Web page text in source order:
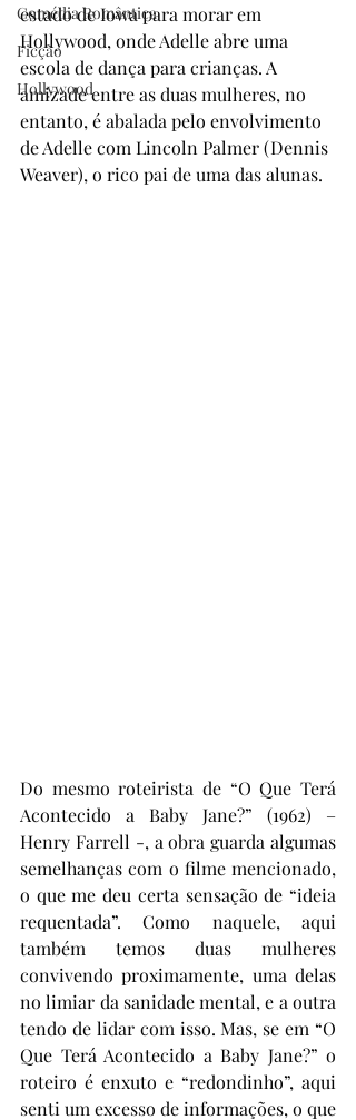
Comédia Romântica
Ficção
Hollywood
estado de Iowa para morar em
Hollywood, onde Adelle abre uma
escola de dança para crianças. A
amizade entre as duas mulheres, no
entanto, é abalada pelo envolvimento
de Adelle com Lincoln Palmer (Dennis
Weaver), o rico pai de uma das alunas.
Do mesmo roteirista de “O Que Terá
Acontecido a Baby Jane?” (1962) –
Henry Farrell -, a obra guarda algumas
semelhanças com o filme mencionado,
o que me deu certa sensação de “ideia
requentada”. Como naquele, aqui
também temos duas mulheres
convivendo proximamente, uma delas
no limiar da sanidade mental, e a outra
tendo de lidar com isso. Mas, se em “O
Que Terá Acontecido a Baby Jane?” o
roteiro é enxuto e “redondinho”, aqui
senti um excesso de informações, o que